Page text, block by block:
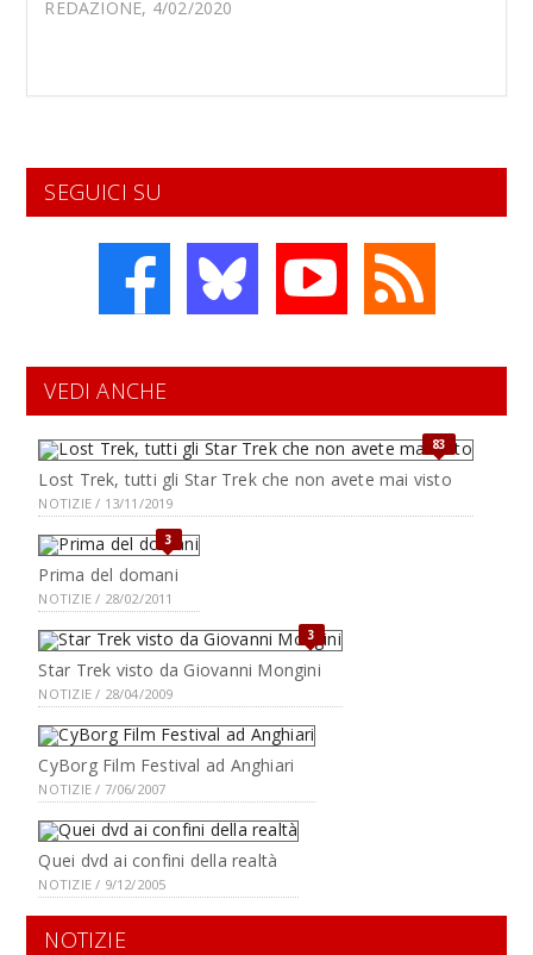
REDAZIONE, 4/02/2020
SEGUICI SU
VEDI ANCHE
83
Lost Trek, tutti gli Star Trek che non avete mai visto
NOTIZIE / 13/11/2019
3
Prima del domani
NOTIZIE / 28/02/2011
3
Star Trek visto da Giovanni Mongini
NOTIZIE / 28/04/2009
CyBorg Film Festival ad Anghiari
NOTIZIE / 7/06/2007
Quei dvd ai confini della realtà
NOTIZIE / 9/12/2005
NOTIZIE